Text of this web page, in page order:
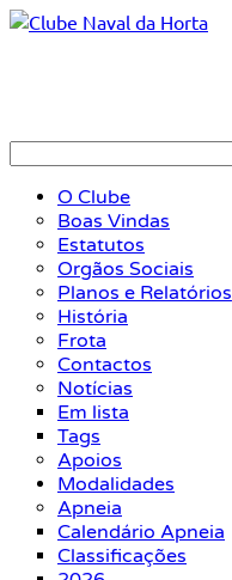
O Clube
Boas Vindas
Estatutos
Orgãos Sociais
Planos e Relatórios
História
Frota
Contactos
Notícias
Em lista
Tags
Apoios
Modalidades
Apneia
Calendário Apneia
Classificações